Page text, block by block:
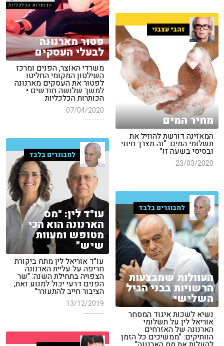
פטור מארנונה
לבעלי העסקים
משרדי האוצר, הפנים ומרכז
השילטון המקומי החליטו
לפטור את העסקים מארנונה
למשך שלושה חודשים •
הכותרות הכלכליות
07/04/2020
זהבי עצבני
מחיר המים
המאזינה דורשת להוזיל את
תשלומי המים: "זה מצרך חיוני
ובסיסי בשעה זו"
23/03/2020
למבוגרים בלבד
עו"ד לין: "מס
הארנונה הוא הכי
מטופש ומעוות
שיש"
עו"ד אוריאל לין מתח ביקורת
חריפה על עליית הארנונה
הצפויה בתחילת השנה: "שר
הפנים דרעי יכול למנוע זאת;
הציבור חייב להתעורר"
13/12/2019
למבוגרים בלבד
העוולות שמבצעות
הרשויות בבני הגיל
השלישי
נשיא לשכות איגוד המסחר
אוריאל לין על תשלומי
הארנונה של האזרחים
הוותיקים: "ממשיכים כל הזמן